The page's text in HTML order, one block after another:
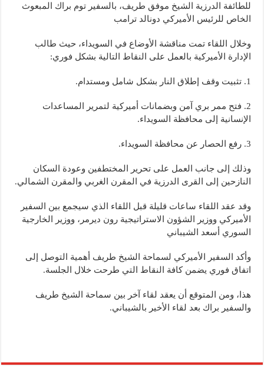
للطائفة الدرزية الشيخ موفق طريف، بالسفير توم براك المبعوث
الخاص للرئيس الأميركي دونالد ترامب
وخلال اللقاء تمت مناقشة الأوضاع في السويداء، حيث طالب
الإدارة الأميركية بالعمل على النقاط التالية بشكل فوري:
1. تثبيت وقف إطلاق النار بشكل شامل ومستدام.
2. فتح ممر بري آمن وبضمانات أميركية لتمرير المساعدات
الإنسانية إلى محافظة السويداء.
3. رفع الحصار عن محافظة السويداء.
وذلك إلى جانب العمل على تحرير المختطفين وعودة السكان
النازحين إلى القرى الدرزية في المقرن الغربي والمقرن الشمالي.
وقد عقد اللقاء ساعات قليلة قبل اللقاء الذي سيجمع بين السفير
الأميركي ووزير الشؤون الاستراتيجية رون ديرمر، ووزير الخارجية
السوري أسعد الشيباني
وأكد السفير الأميركي لسماحة الشيخ طريف أهمية التوصل إلى
اتفاق فوري يضمن كافة النقاط التي طرحت خلال الجلسة.
هذا، ومن المتوقع أن يعقد لقاء آخر بين سماحة الشيخ طريف
والسفير براك بعد لقاء الأخير بالشيباني.